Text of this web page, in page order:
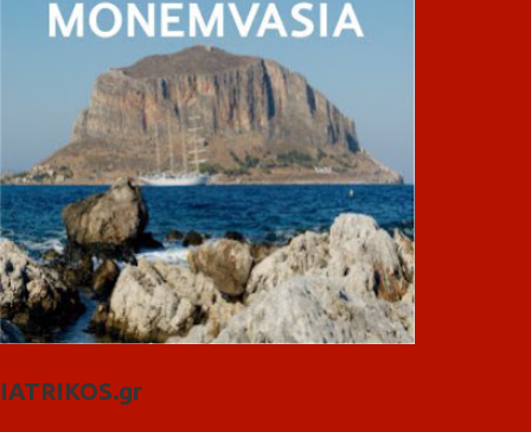
IATRIKOS.gr